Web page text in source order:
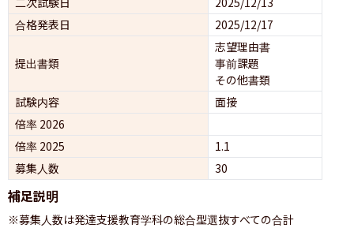
合格発表日
2025/12/17
提出書類
志望理由書
事前課題
その他書類
試験内容
面接
倍率 2026
倍率 2025
1.1
募集人数
30
補足説明
※募集人数は発達支援教育学科の総合型選抜すべての合計